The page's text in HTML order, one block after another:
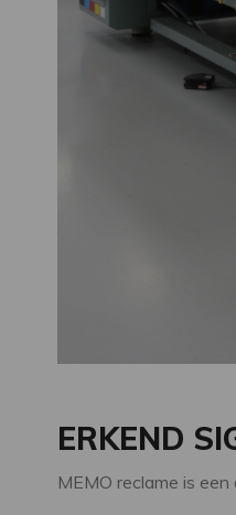
ERKEND
MEMO reclame is een